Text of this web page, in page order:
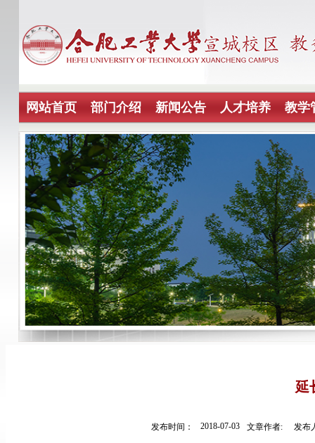
网站首页 部门介绍 新闻公告 人才培养 教学
延
发布时间： 2018-07-03 文章作者: 发布